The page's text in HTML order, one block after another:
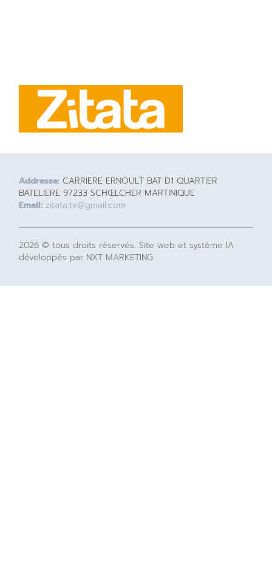
Addresse: CARRIERE ERNOULT BAT D1 QUARTIER
BATELIERE 97233 SCHŒLCHER MARTINIQUE
Email: zitata.tv@gmail.com
2026 © tous droits réservés. Site web et système IA
développés par NXT MARKETING